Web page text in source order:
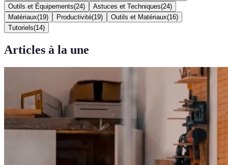
Outils et Équipements(24) Astuces et Techniques(24)
Matériaux(19) Productivité(19) Outils et Matériaux(16)
Tutoriels(14)
Articles à la une